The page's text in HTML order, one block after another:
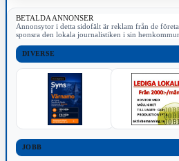
BETALDA ANNONSER
Annonsytor i detta sidofält är reklam från de
sponsra den lokala journalistiken i sin
DIVERSE
JOBB